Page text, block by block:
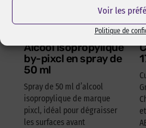
Voir les
Politique de
Alcool isopropylique
by-pixcl en spray de
50 ml
Spray de 50 ml d’alcool
isopropylique de marque
pixcl, idéal pour dégraisser
les surfaces avant